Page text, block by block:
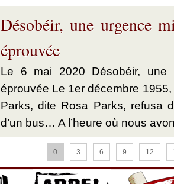
Désobéir, une urgence
éprouvée
Le 6 mai 2020 Désobéir, une
éprouvée Le 1er décembre
Parks, dite Rosa Parks, refusa
d’un bus… A l’heure où nous
0 3 6 9 12